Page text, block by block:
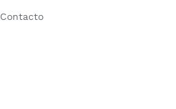
Contacto